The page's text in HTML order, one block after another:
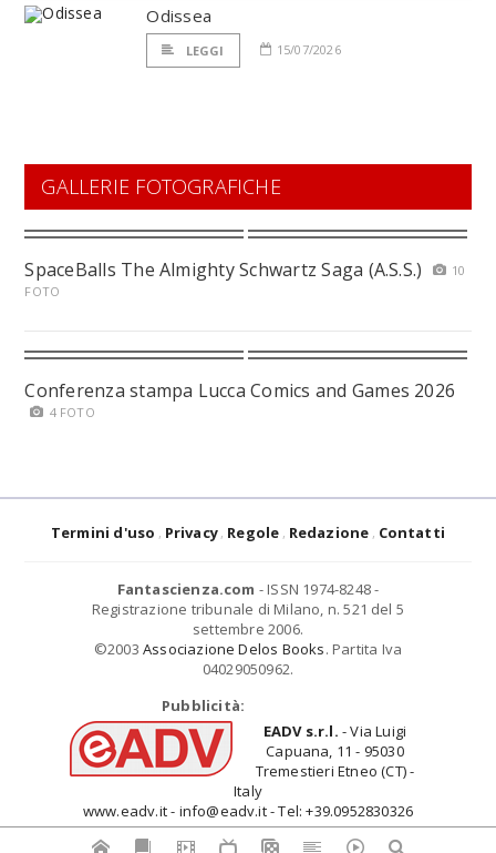
Odissea
LEGGI 15/07/2026
GALLERIE FOTOGRAFICHE
SpaceBalls The Almighty Schwartz Saga (A.S.S.)
10
FOTO
Conferenza stampa Lucca Comics and Games 2026
4 FOTO
Termini d'uso Privacy Regole Redazione Contatti
Fantascienza.com - ISSN 1974-8248 -
Registrazione tribunale di Milano, n. 521 del 5
settembre 2006.
©2003 Associazione Delos Books. Partita Iva
04029050962.
Pubblicità:
EADV s.r.l. - Via Luigi
Capuana, 11 - 95030
Tremestieri Etneo (CT) -
Italy
www.eadv.it - info@eadv.it - Tel: +39.0952830326